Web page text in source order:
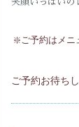
❇️ご予約はメニ
ご予約お待ち